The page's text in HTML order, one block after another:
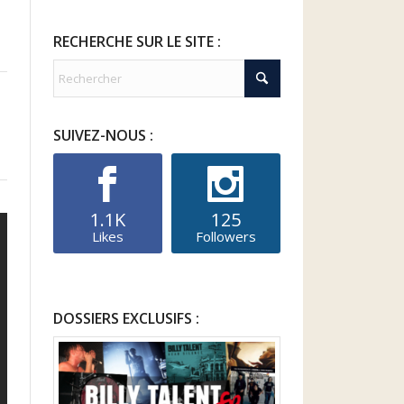
RECHERCHE SUR LE SITE :
SUIVEZ-NOUS :
1.1K
Likes
125
Followers
DOSSIERS EXCLUSIFS :